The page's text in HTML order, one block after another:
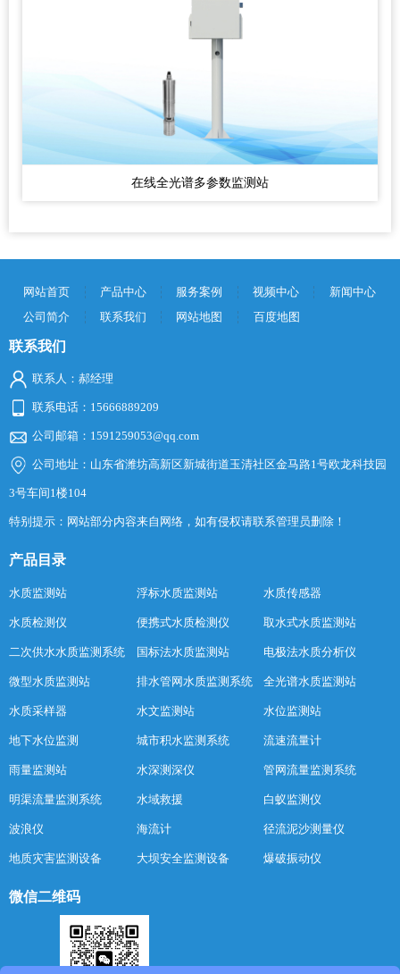
在线全光谱多参数监测站
网站首页 产品中心 服务案例 视频中心
新闻中心
公司简介
联系我们 网站地图 百度地图
联系我们
联系人：郝经理
联系电话：15666889209
公司邮箱：1591259053@qq.com
公司地址：山东省潍坊高新区新城街道玉清社区金马路1号欧龙科技园
3号车间1楼104
特别提示：网站部分内容来自网络，如有侵权请联系管理员删除！
产品目录
水质监测站 浮标水质监测站 水质传感器
水质检测仪 便携式水质检测仪 取水式水质监测站
二次供水水质监测系统 国标法水质监测站 电极法水质分析仪
微型水质监测站 排水管网水质监测系统 全光谱水质监测站
水质采样器 水文监测站 水位监测站
地下水位监测 城市积水监测系统 流速流量计
雨量监测站 水深测深仪 管网流量监测系统
明渠流量监测系统 水域救援 白蚁监测仪
波浪仪 海流计 径流泥沙测量仪
地质灾害监测设备 大坝安全监测设备 爆破振动仪
微信二维码